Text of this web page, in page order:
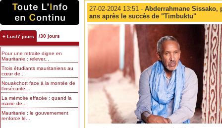
+ Lus/7 jours /30 jours
Pour une retraite digne en
Mauritanie : relever...
Trois étudiants mauritaniens au
cœur de...
Nouakchott face à la montée de
l’insécurité...
La mémoire effacée : quand la
mairie de...
Mauritanie : le gouvernement
renforce le...
27-02-2024 13:51 - Abderrahmane
ans après le succès de "Timbuktu"